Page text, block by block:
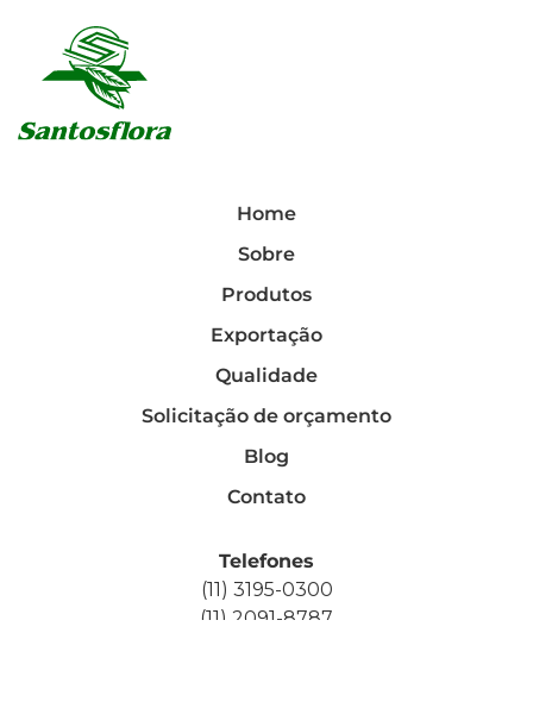
Home
Sobre
Produtos
Exportação
Qualidade
Solicitação de orçamento
Blog
Contato
Telefones
(11) 3195-0300
(11) 2091-8787